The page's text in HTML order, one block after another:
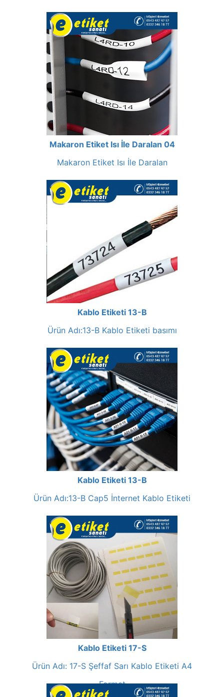
Makaron Etiket Isı İle Daralan 04
Makaron Etiket Isı İle Daralan
Kablo Etiketi 13-B
Ürün Adı:13-B Kablo Etiketi basımı
Kablo Etiketi 13-B
Ürün Adı:13-B Cap5 İnternet Kablo Etiketi
Kablo Etiketi 17-S
Ürün Adı: 17-S Şeffaf Sarı Kablo Etiketi A4
Format